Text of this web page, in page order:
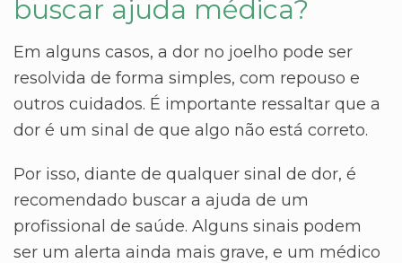
buscar ajuda médica?
Em alguns casos, a dor no joelho pode ser
resolvida de forma simples, com repouso e
outros cuidados. É importante ressaltar que a
dor é um sinal de que algo não está correto.
Por isso, diante de qualquer sinal de dor, é
recomendado buscar a ajuda de um
profissional de saúde. Alguns sinais podem
ser um alerta ainda mais grave, e um médico